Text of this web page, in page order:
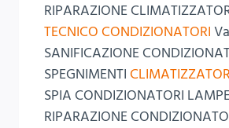
RIPARAZIONE
TECNICO CONDIZIONATORI
SANIFICAZIONE
SPEGNIMENTI
SPIA CONDIZIONATORI
RIPARAZIONE